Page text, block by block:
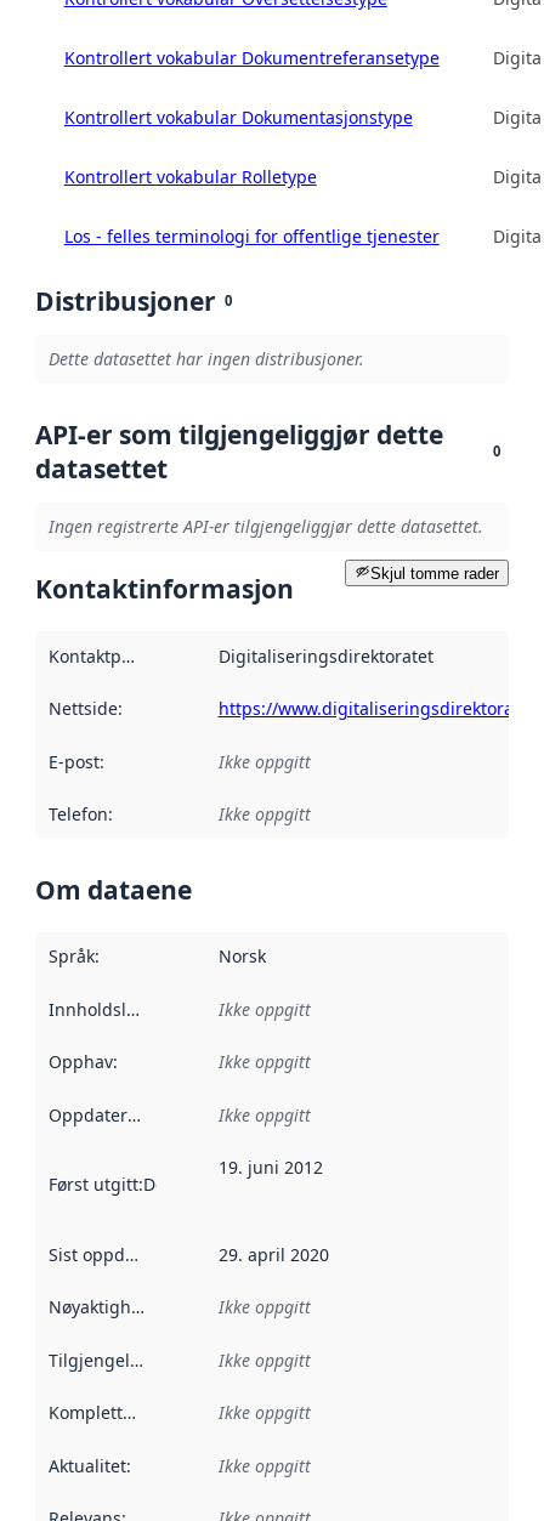
Kontrollert vokabular Dokumentreferansetype
Kontrollert vokabular Dokumentasjonstype
Kontrollert vokabular Rolletype
Los - felles terminologi for offentlige tjenester
Distribusjoner 0
Dette datasettet har ingen distribusjoner.
API-er som tilgjengeliggjør dette
datasettet
0
Ingen registrerte API-er tilgjengeliggjør dette datasettet.
Skjul tomme rader
Kontaktinformasjon
Kontaktpunkt Digitaliseringsdirektoratet
Nettside: https://
E-post: Ikke oppgitt
Telefon: Ikke oppgitt
Om dataene
Språk: Norsk
Innholdsleverandører :
Ikke oppgitt
Opphav: Ikke oppgitt
Oppdateringsfrekvens :
Ikke oppgitt
Først utgitt:Denne datoen sier når dataene i dette
19. juni 2012
Sist oppdatert 29. april 2020
Nøyaktighet Ikke oppgitt
Tilgjengelighet Ikke oppgitt
Kompletthet Ikke oppgitt
Aktualitet: Ikke oppgitt